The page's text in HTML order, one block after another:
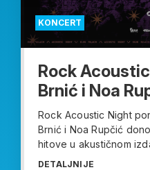
KONCERT
Rock
Brnić i Noa
Rock Acoustic Night
Brnić i Noa Rupčić
hitove u akustičnom
DETALJNIJE